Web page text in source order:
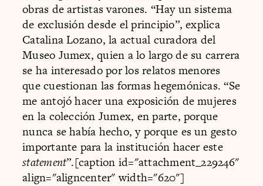
obras de artistas varones. “Hay un sistema
de exclusión desde el principio”, explica
Catalina Lozano, la actual curadora del
Museo Jumex, quien a lo largo de su carrera
se ha interesado por los relatos menores
que cuestionan las formas hegemónicas. “Se
me antojó hacer una exposición de mujeres
en la colección Jumex, en parte, porque
nunca se había hecho, y porque es un gesto
importante para la institución hacer este
statement”.[caption id="attachment_229246"
align="aligncenter" width="620"]